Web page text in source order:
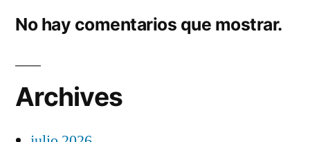
No hay comentarios que mostrar.
Archives